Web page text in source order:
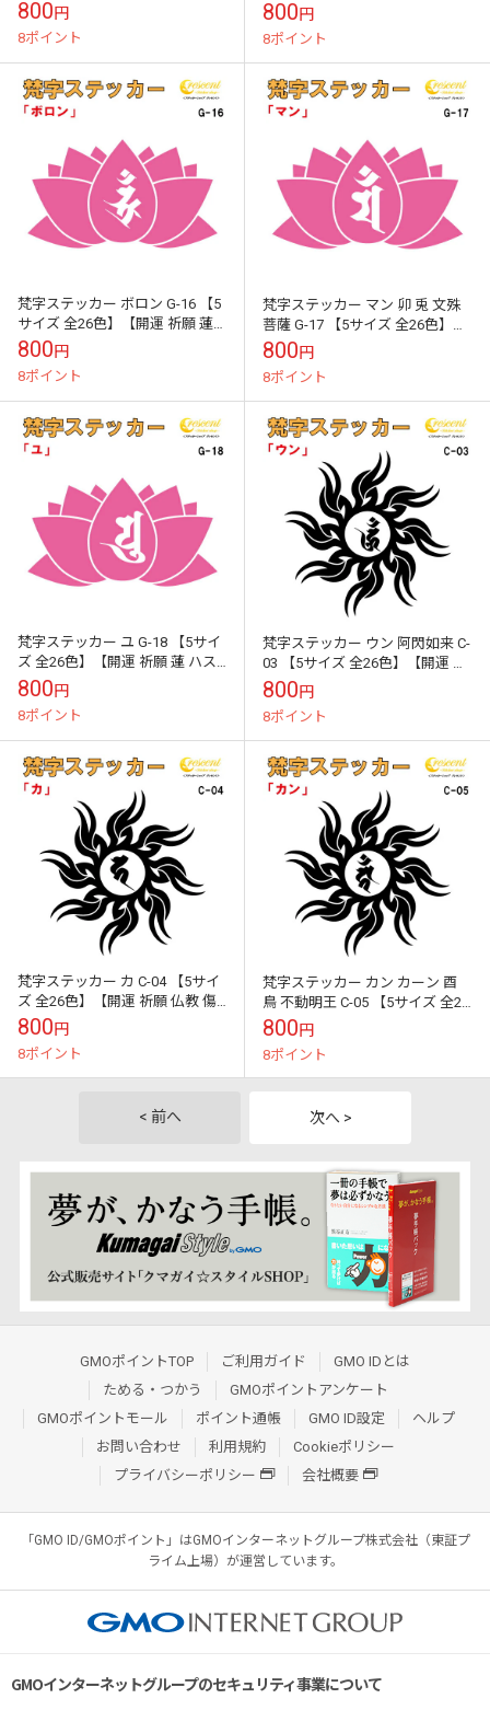
願 蓮 ハス はす 仏教 傷隠し シー
ル デカール スマ...
800円
8ポイント
色】【開運 祈願 蓮 ハス はす 仏
教 傷隠し シール...
800円
8ポイント
梵字ステッカー ボロン G-16 【5
サイズ 全26色】【開運 祈願 蓮
ハス はす 仏教 傷隠し シール デ
カール スマホ 車 ...
800円
8ポイント
梵字ステッカー マン 卯 兎 文殊
菩薩 G-17 【5サイズ 全26色】
【開運 祈願 蓮 ハス はす 仏教 傷
隠し シール デカー...
800円
8ポイント
梵字ステッカー ユ G-18 【5サイ
ズ 全26色】【開運 祈願 蓮 ハス
はす 仏教 傷隠し シール デカー
ル スマホ 車 バイ...
800円
8ポイント
梵字ステッカー ウン 阿閃如来 C-
03 【5サイズ 全26色】【開運 祈
願 仏教 傷隠し シール デカール
スマホ 車 バイク ...
800円
8ポイント
梵字ステッカー カ C-04 【5サイ
ズ 全26色】【開運 祈願 仏教 傷
隠し シール デカール スマホ 車
バイク ヘルメット】
800円
8ポイント
梵字ステッカー カン カーン 酉
鳥 不動明王 C-05 【5サイズ 全26
色】【開運 祈願 仏教 傷隠し シ
ール デカール スマ...
800円
8ポイント
< 前へ 次へ >
GMOポイントTOP ご利用ガイド
GMO IDとは
ためる・つかう
GMOポイントアンケート
GMOポイントモール
ポイント通帳 GMO ID設定
ヘルプ
お問い合わせ
利用規約
Cookieポリシー
プライバシーポリシー
会社概要
「GMO ID/GMOポイント」はGMOインターネットグループ株式会社（東証プ
ライム上場）が運営しています。
GMOインターネットグループのセキュリティ事業について